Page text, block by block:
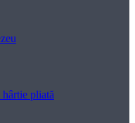
pliată